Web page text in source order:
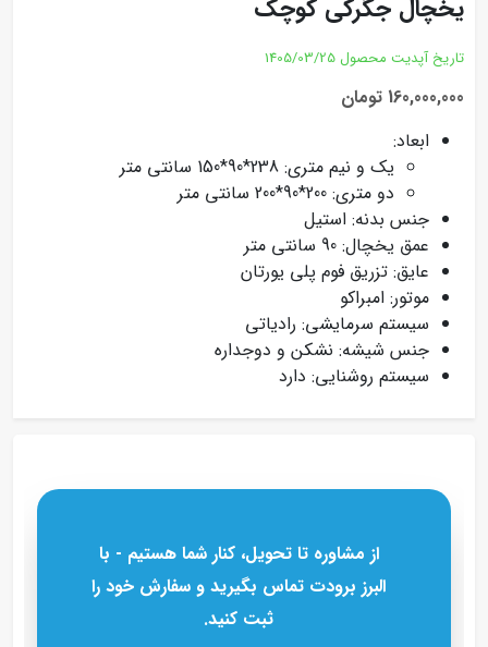
یخچال جگرکی کوچک
تاریخ آپدیت محصول 1405/03/25
160,000,000 تومان
ابعاد:
یک و نیم متری: 238*90*150 سانتی متر
دو متری: 200*90*200 سانتی متر
جنس بدنه: استیل
عمق یخچال: 90 سانتی متر
عایق: تزریق فوم پلی یورتان
موتور: امبراکو
سیستم سرمایشی: رادیاتی
جنس شیشه: نشکن و دوجداره
سیستم روشنایی: دارد
از مشاوره تا تحویل، کنار شما هستیم - با
البرز برودت تماس بگیرید و سفارش خود را
ثبت کنید.